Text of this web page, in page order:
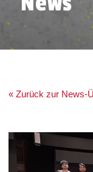
« Zurück zur News-